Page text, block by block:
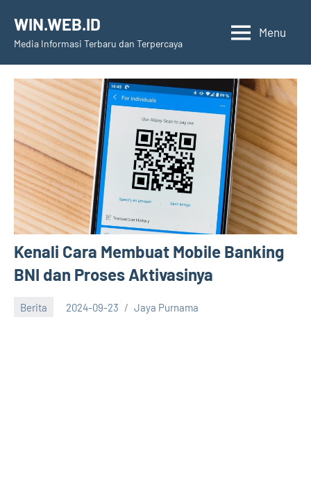
content
WIN.WEB.ID
Media Informasi Terbaru dan Terpercaya
Menu
Kenali Cara Membuat Mobile Banking
BNI dan Proses Aktivasinya
Berita 2024-09-23 Jaya Purnama